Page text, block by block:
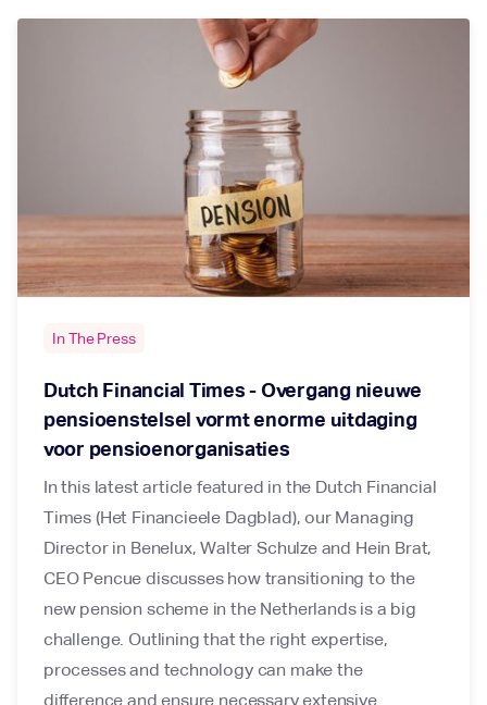
In The Press
Dutch Financial Times - Overgang nieuwe
pensioenstelsel vormt enorme uitdaging
voor pensioenorganisaties
In this latest article featured in the Dutch Financial
Times (Het Financieele Dagblad), our Managing
Director in Benelux, Walter Schulze and Hein Brat,
CEO Pencue discusses how transitioning to the
new pension scheme in the Netherlands is a big
challenge. Outlining that the right expertise,
processes and technology can make the
difference and ensure necessary extensive